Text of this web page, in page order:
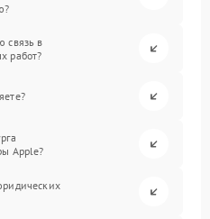
связь в
работ?
Apple?